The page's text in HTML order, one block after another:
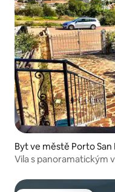
Byt ve městě Porto San
Vila s panoramatickým